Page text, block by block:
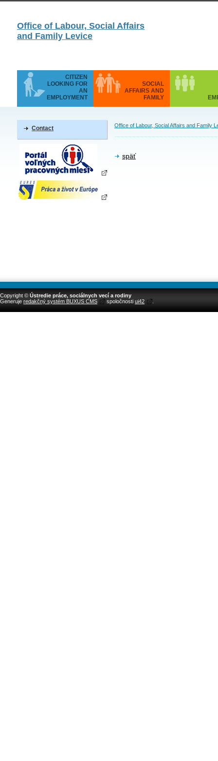
Office of Labour, Social Affairs
and Family Levice
CITIZEN
LOOKING FOR
AN
EMPLOYMENT
SOCIAL
AFFAIRS AND
FAMILY
Contact Office of Labour, Social Affairs and Family
späť
Copyright © Ústredie práce, sociálnych vecí a rodiny
Generuje redakčný systém BUXUS CMS spoločnosti ui42